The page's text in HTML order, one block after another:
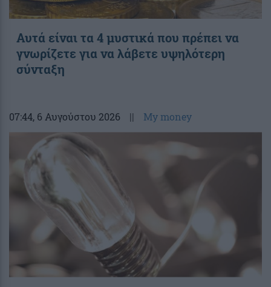
Αυτά είναι τα 4 μυστικά που πρέπει να
γνωρίζετε για να λάβετε υψηλότερη
σύνταξη
07:44, 6 Αυγούστου 2026 || My money